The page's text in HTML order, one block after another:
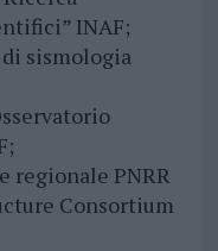
INAF;
sismologia
regionale PNRR
Consortium